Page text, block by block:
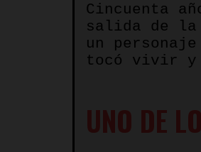
Cincuenta
salida de la
un
tocó vivir y
UNO DE